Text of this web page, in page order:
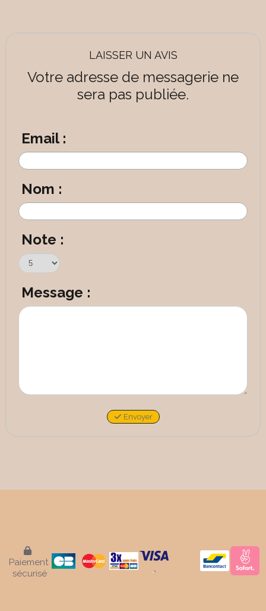
LAISSER UN AVIS
Votre adresse de messagerie ne
sera pas publiée.
Email :
Nom :
Note :
Message :
Envoyer

Paiement
sécurisé